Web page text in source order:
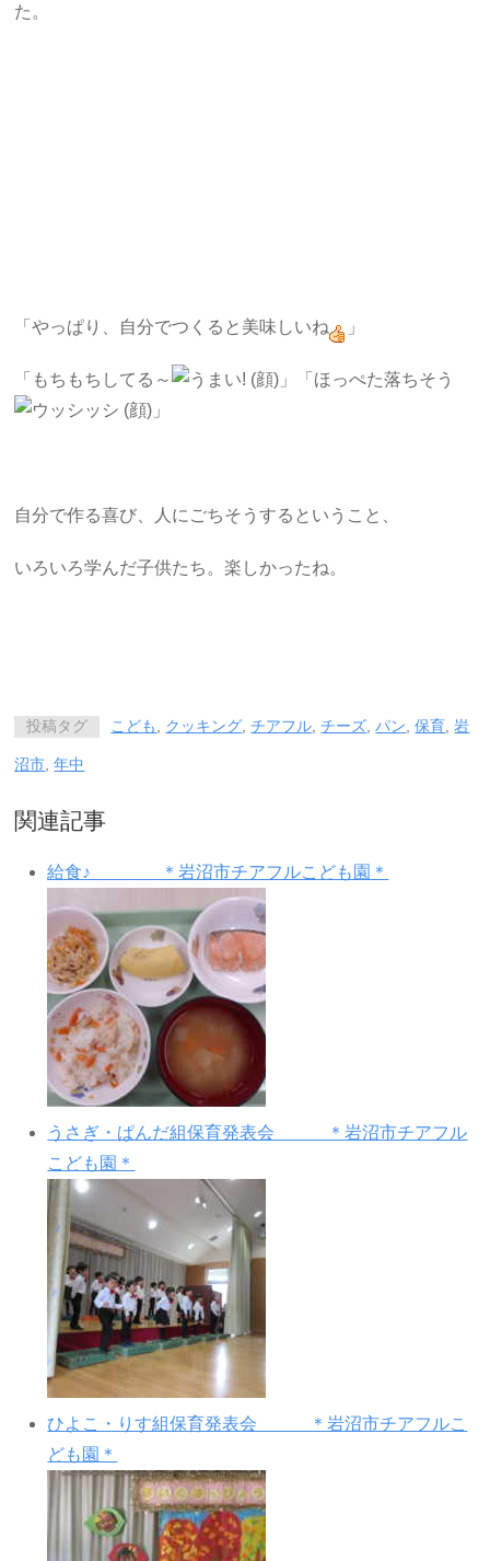
た。
「やっぱり、自分でつくると美味しいね 」
「もちもちしてる～
」「ほっぺた落ちそう
」
自分で作る喜び、人にごちそうするということ、
いろいろ学んだ子供たち。楽しかったね。
投稿タグ こども クッキング ,チアフル ,チーズ ,パン ,保育 ,岩
沼市 ,年中
関連記事
給食♪ ＊岩沼市チアフルこども園＊
うさぎ・ぱんだ組保育発表会 ＊岩沼市チアフル
こども園＊
ひよこ・りす組保育発表会 ＊岩沼市チアフルこ
ども園＊